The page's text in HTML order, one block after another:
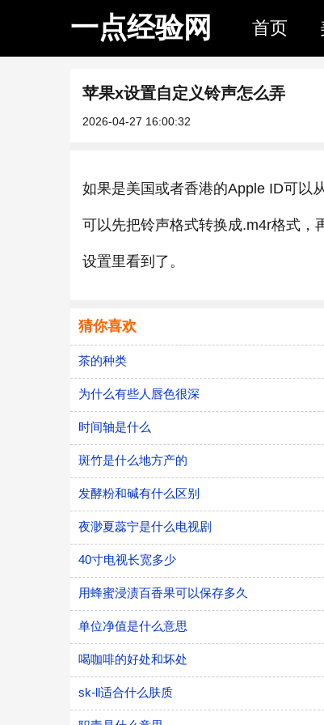
一点经验网 首页
苹果x设置自定义铃声怎么弄
2026-04-27 16:00:32
如果是美国或者香港的Apple ID可以
可以先把铃声格式转换成.m4r格式，
设置里看到了。
猜你喜欢
茶的种类
为什么有些人唇色很深
时间轴是什么
斑竹是什么地方产的
发酵粉和碱有什么区别
夜渺夏蕊宁是什么电视剧
40寸电视长宽多少
用蜂蜜浸渍百香果可以保存多久
单位净值是什么意思
喝咖啡的好处和坏处
sk-ll适合什么肤质